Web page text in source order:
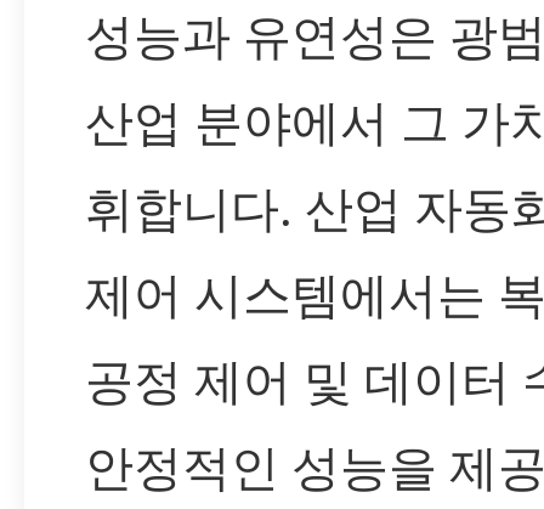
성능과 유연성은 광
산업 분야에서 그 가
휘합니다. 산업 자동
제어 시스템에서는
공정 제어 및 데이터
안정적인 성능을 제